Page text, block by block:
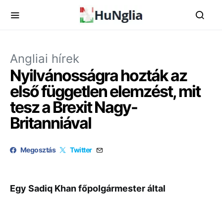
Angliai hírek
Nyilvánosságra hozták az
első független elemzést, mit
tesz a Brexit Nagy-
Britanniával
Megosztás Twitter
Egy Sadiq Khan főpolgármester által